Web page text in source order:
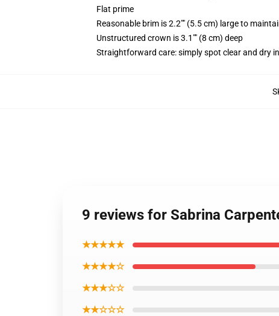
Flat prime
Reasonable brim is 2.2"" (5.5 cm) large to
Unstructured crown is 3.1"" (8 cm) deep
Straightforward care: simply spot clear and dry
9 reviews for Sabrina
★★★★★
★★★★☆
★★★☆☆
★★☆☆☆